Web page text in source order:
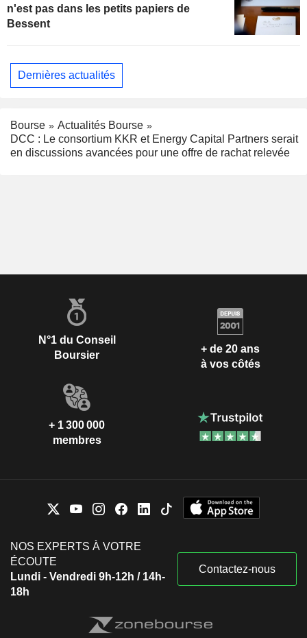
n'est pas dans les petits papiers de
Bessent
Dernières actualités
Bourse
Actualités Bourse
DCC : Le consortium KKR et Energy Capital Partners serait
en discussions avancées pour une offre de rachat relevée
N°1 du Conseil
Boursier
+ de 20 ans
à vos côtés
+ 1 300 000
membres
NOS EXPERTS À VOTRE
ÉCOUTE
Lundi - Vendredi 9h-12h / 14h-
18h
Contactez-nous